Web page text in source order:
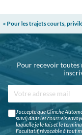
« Pour les trajets courts,
Pour recevoir toutes
J'accepte que Glinche
suivi) dans les courriels
laquelle je le fais et le
Facultatif, révocable à tout